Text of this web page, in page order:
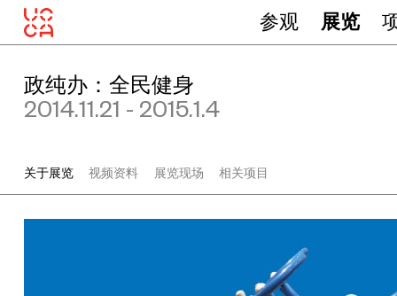
参观 展览
政纯办：全民健身
2014.11.21 - 2015.1.4
关于展览 视频资料 展览现场 相关项目